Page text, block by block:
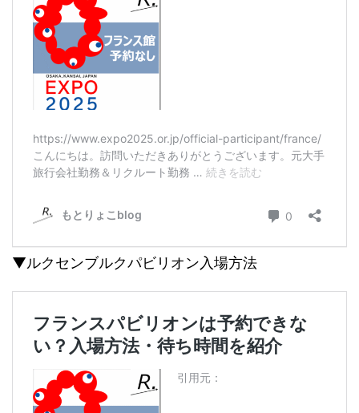
▼ルクセンブルクパビリオン入場方法